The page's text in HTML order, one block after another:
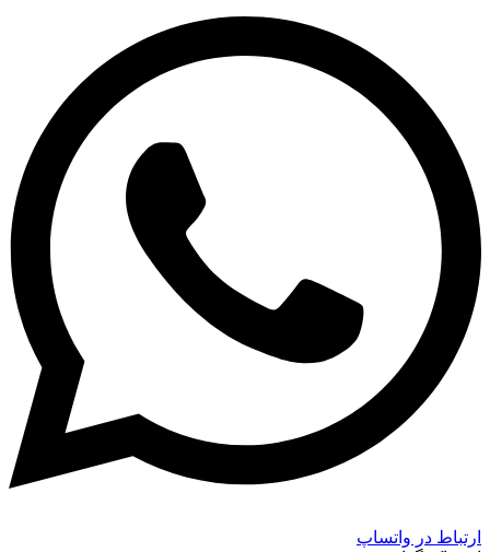
ارتباط در واتساپ